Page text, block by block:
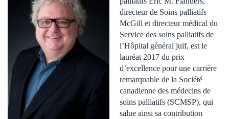
directeur de Soins palliatifs
McGill et directeur médical du
Service des soins palliatifs de
l’Hôpital général juif, est le
lauréat 2017 du prix
d’excellence pour une carrière
remarquable de la Société
canadienne des médecins de
soins palliatifs (SCMSP), qui
salue ainsi sa contribution